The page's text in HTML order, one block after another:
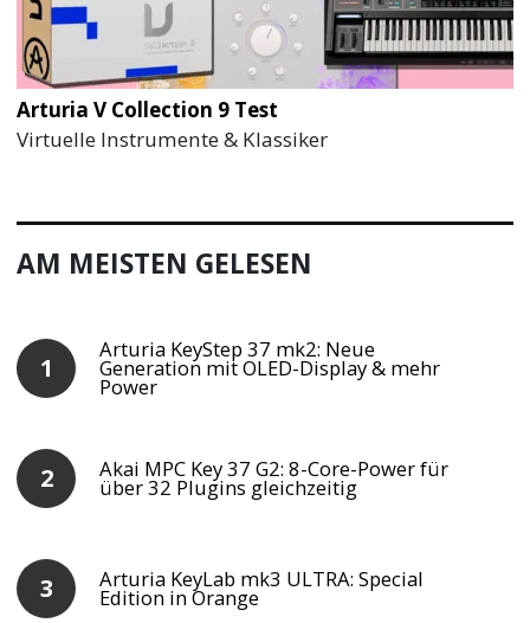
Arturia V Collection 9 Test
Virtuelle Instrumente & Klassiker
AM MEISTEN GELESEN
Arturia KeyStep 37 mk2: Neue
Generation mit OLED-Display & mehr
Power
Akai MPC Key 37 G2: 8-Core-Power für
über 32 Plugins gleichzeitig
Arturia KeyLab mk3 ULTRA: Special
Edition in Orange